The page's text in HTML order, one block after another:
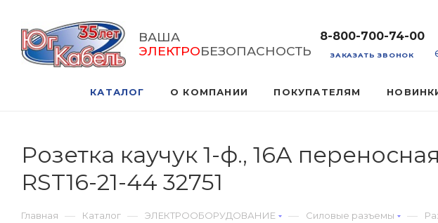
ВАША
ЭЛЕКТРОБЕЗОПАСНОСТЬ
8-800-700-74-00
ЗАКАЗАТЬ ЗВОНОК
КАТАЛОГ О КОМПАНИИ ПОКУПАТЕЛЯМ
Розетка каучук 1-ф., 16А
RST16-21-44 32751
Главная — Каталог — ЭЛЕКТРООБОРУДОВАНИЕ — Силовые разъемы —